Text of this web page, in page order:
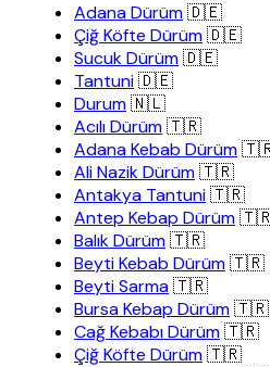
Adana Dürüm🇩🇪
Çiğ Köfte Dürüm🇩🇪
Sucuk Dürüm🇩🇪
Tantuni🇩🇪
Durum🇳🇱
Acılı Dürüm🇹🇷
Adana Kebab Dürüm
Ali Nazik Dürüm🇹🇷
Antakya Tantuni🇹🇷
Antep Kebap Dürüm
Balık Dürüm🇹🇷
Beyti Kebab Dürüm🇹🇷
Beyti Sarma🇹🇷
Bursa Kebap Dürüm🇹🇷
Cağ Kebabı Dürüm🇹🇷
Çiğ Köfte Dürüm🇹🇷